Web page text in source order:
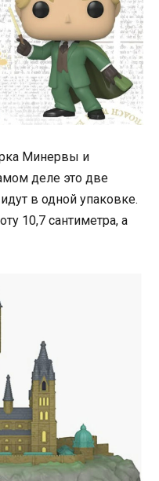
Минервы и
деле это две
в одной упаковке.
10,7 сантиметра, а